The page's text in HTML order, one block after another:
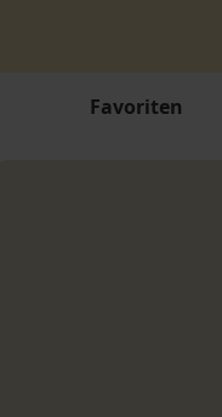
Favoriten